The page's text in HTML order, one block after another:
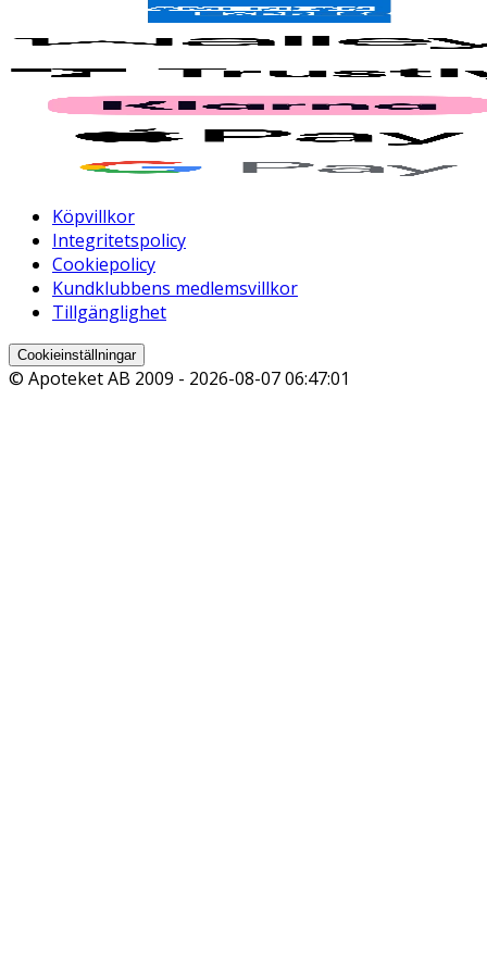
Köpvillkor
Integritetspolicy
Cookiepolicy
Kundklubbens medlemsvillkor
Tillgänglighet
Cookieinställningar
© Apoteket AB 2009 - 2026-08-07 06:47:01